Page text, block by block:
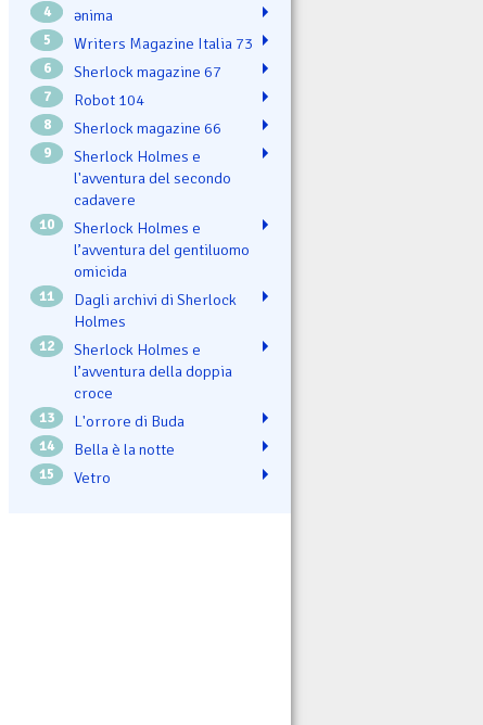
4 ənima
5 Writers Magazine Italia 73
6 Sherlock magazine 67
7 Robot 104
8 Sherlock magazine 66
9
Sherlock Holmes e
l'avventura del secondo
cadavere
10
Sherlock Holmes e
l’avventura del gentiluomo
omicida
11
Dagli archivi di Sherlock
Holmes
12
Sherlock Holmes e
l’avventura della doppia
croce
13 L'orrore di Buda
14 Bella è la notte
15 Vetro